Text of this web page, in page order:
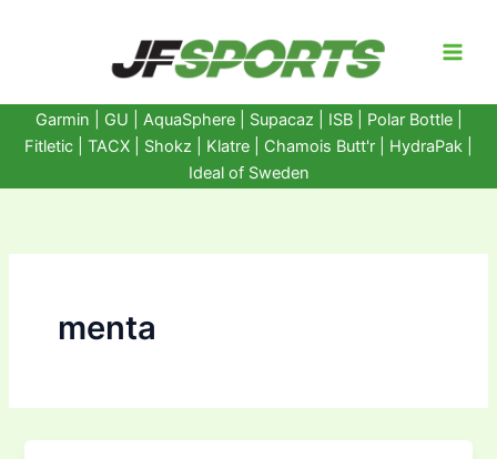
Garmin GU AquaSphere| Supacaz | ISB | Polar Bottle|
Fitletic
TACX Shokz Klatre Chamois Butt'r HydraPak
Ideal of Sweden
menta